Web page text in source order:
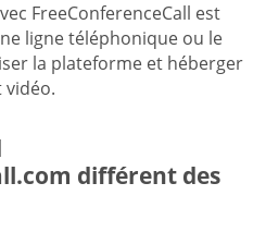
FreeConferenceCall est
ligne téléphonique ou le
la plateforme et héberger
vidéo.
différent des